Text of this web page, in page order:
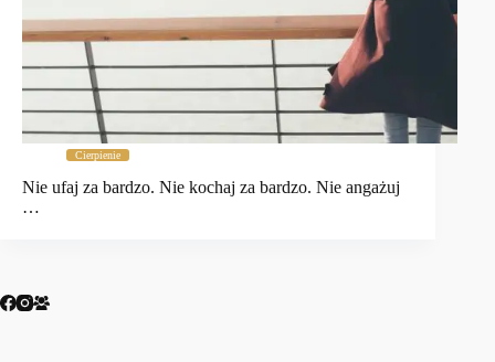
Cierpienie
Nie ufaj za bardzo. Nie kochaj za bardzo. Nie angażuj
…